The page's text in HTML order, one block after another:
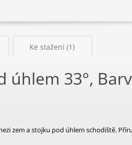
Ke stažení (1)
úhlem 33°,
zem a stojku pod úhlem schodiště.